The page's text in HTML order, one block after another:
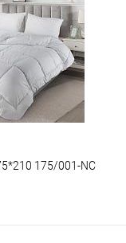
175/001-NC